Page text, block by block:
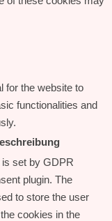
for the website to
functionalities and
set by GDPR
plugin. The
to store the user
cookies in the